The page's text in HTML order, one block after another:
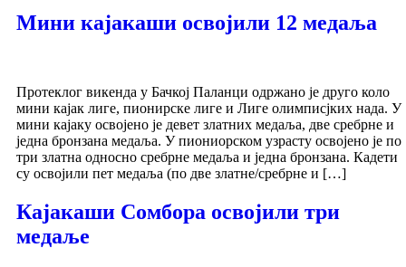
Мини кајакаши освојили 12 медаља
Протеклог викенда у Бачкој Паланци одржано је друго коло
мини кајак лиге, пионирске лиге и Лиге олимписјких нада. У
мини кајаку освојено је девет златних медаља, две сребрне и
једна бронзана медаља. У пиониорском узрасту освојено је по
три златна односно сребрне медаља и једна бронзана. Кадети
су освојили пет медаља (по две златне/сребрне и […]
Кајакаши Сомбора освојили три
медаље